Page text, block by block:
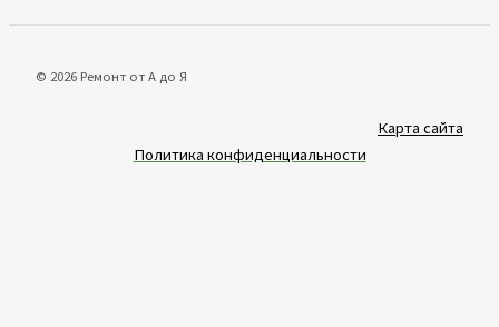
© 2026 Ремонт от А до Я
Карта сайта
Политика конфиденциальности